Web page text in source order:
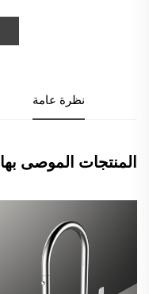
نظرة عامة
المنتجات الموصى بها